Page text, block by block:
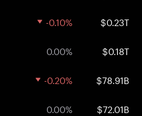
-0.10% $0.23T
0.00% $0.18T
-0.20% $78.91B
0.00% $72.01B